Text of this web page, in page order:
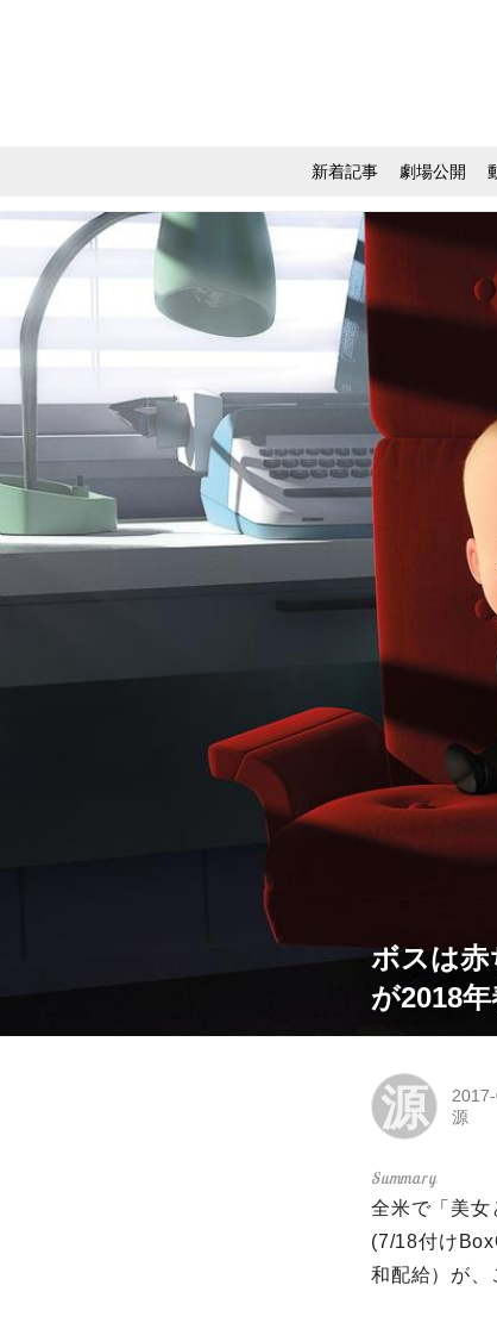
新着記事 劇場公開
ボスは赤
が2018
源
源
全米で「美女
(7/18付け
和配給）が、